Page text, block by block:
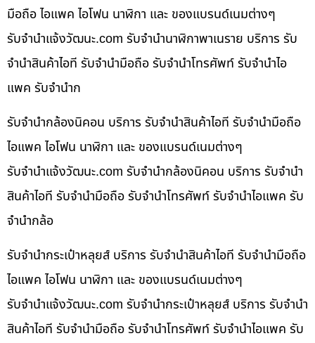
มือถือ ไอแพค ไอโฟน นาฬิกา และ ของแบรนด์เนมต่างๆ
รับจํานําแจ้งวัฒนะ.com รับจำนำนาฬิกาพาเนราย บริการ รับ
จำนำสินค้าไอที รับจำนำมือถือ รับจำนำโทรศัพท์ รับจำนำไอ
แพค รับจำนำก
รับจำนำกล้องนิคอน บริการ รับจำนำสินค้าไอที รับจำนำมือถือ
ไอแพค ไอโฟน นาฬิกา และ ของแบรนด์เนมต่างๆ
รับจํานําแจ้งวัฒนะ.com รับจำนำกล้องนิคอน บริการ รับจำนำ
สินค้าไอที รับจำนำมือถือ รับจำนำโทรศัพท์ รับจำนำไอแพค รับ
จำนำกล้อ
รับจำนำกระเป๋าหลุยส์ บริการ รับจำนำสินค้าไอที รับจำนำมือถือ
ไอแพค ไอโฟน นาฬิกา และ ของแบรนด์เนมต่างๆ
รับจํานําแจ้งวัฒนะ.com รับจำนำกระเป๋าหลุยส์ บริการ รับจำนำ
สินค้าไอที รับจำนำมือถือ รับจำนำโทรศัพท์ รับจำนำไอแพค รับ